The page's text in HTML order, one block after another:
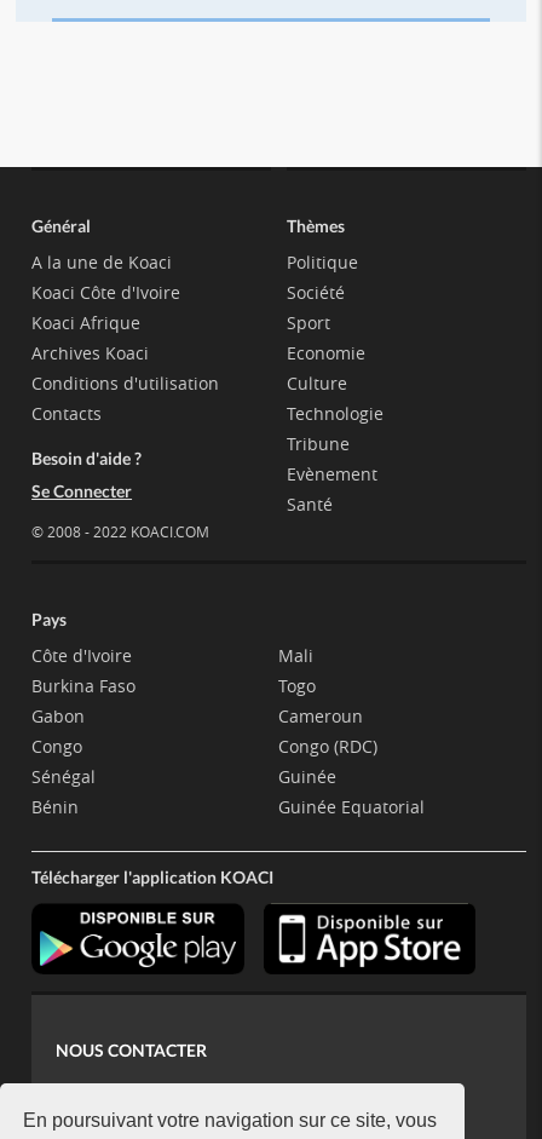
En poursuivant votre navigation sur ce site, vous
Général
A la une de Koaci
Koaci Côte d'Ivoire
Koaci Afrique
Archives Koaci
Conditions d'utilisation
Contacts
Besoin d'aide ?
Se Connecter
© 2008 - 2022 KOACI.COM
Thèmes
Politique
Société
Sport
Economie
Culture
Technologie
Tribune
Evènement
Santé
Pays
Côte d'Ivoire
Burkina Faso
Gabon
Congo
Sénégal
Bénin
Mali
Togo
Cameroun
Congo (RDC)
Guinée
Guinée Equatorial
Télécharger l'application KOACI
NOUS CONTACTER
koaci@yahoo.fr